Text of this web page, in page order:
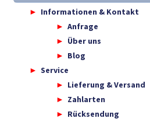
Informationen & Kontakt
Anfrage
Über uns
Blog
Service
Lieferung & Versand
Zahlarten
Rücksendung